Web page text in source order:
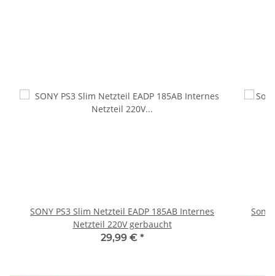
SONY PS3 Slim Netzteil EADP 185AB Internes
Netzteil 220V gerbaucht
29,99 € *
Sony